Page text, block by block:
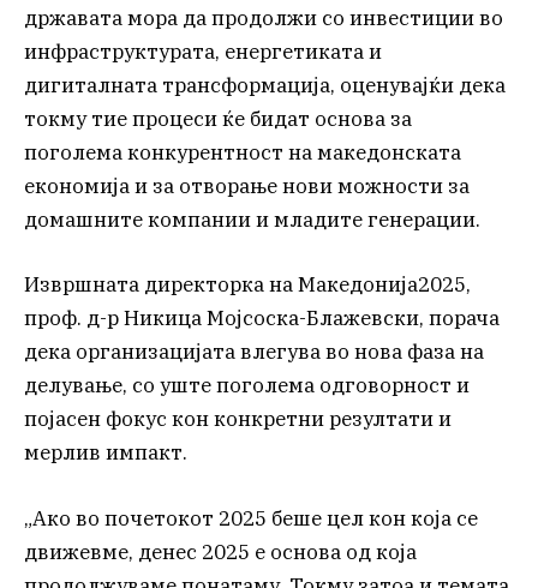
државата мора да продолжи со инвестиции во
инфраструктурата, енергетиката и
дигиталната трансформација, оценувајќи дека
токму тие процеси ќе бидат основа за
поголема конкурентност на македонската
економија и за отворање нови можности за
домашните компании и младите генерации.
Извршната директорка на Македонија2025,
проф. д-р Никица Мојсоска-Блажевски, порача
дека организацијата влегува во нова фаза на
делување, со уште поголема одговорност и
појасен фокус кон конкретни резултати и
мерлив импакт.
„Ако во почетокот 2025 беше цел кон која се
движевме, денес 2025 е основа од која